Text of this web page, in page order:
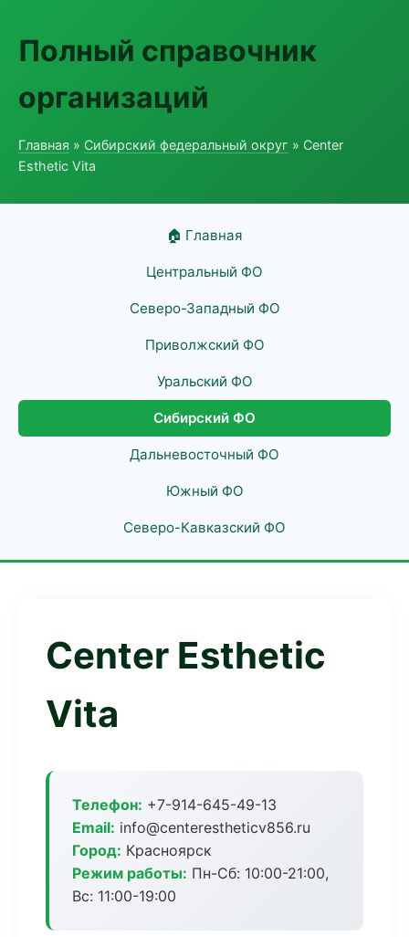
Полный справочник
организаций
Главная » Сибирский федеральный округ » Center
Esthetic Vita
🏠 Главная
Центральный ФО
Северо-Западный ФО
Приволжский ФО
Уральский ФО
Сибирский ФО
Дальневосточный ФО
Южный ФО
Северо-Кавказский ФО
Center Esthetic
Vita
Телефон: +7-914-645-49-13
Email: info@centerestheticv856.ru
Город: Красноярск
Режим работы: Пн-Сб: 10:00-21:00,
Вс: 11:00-19:00